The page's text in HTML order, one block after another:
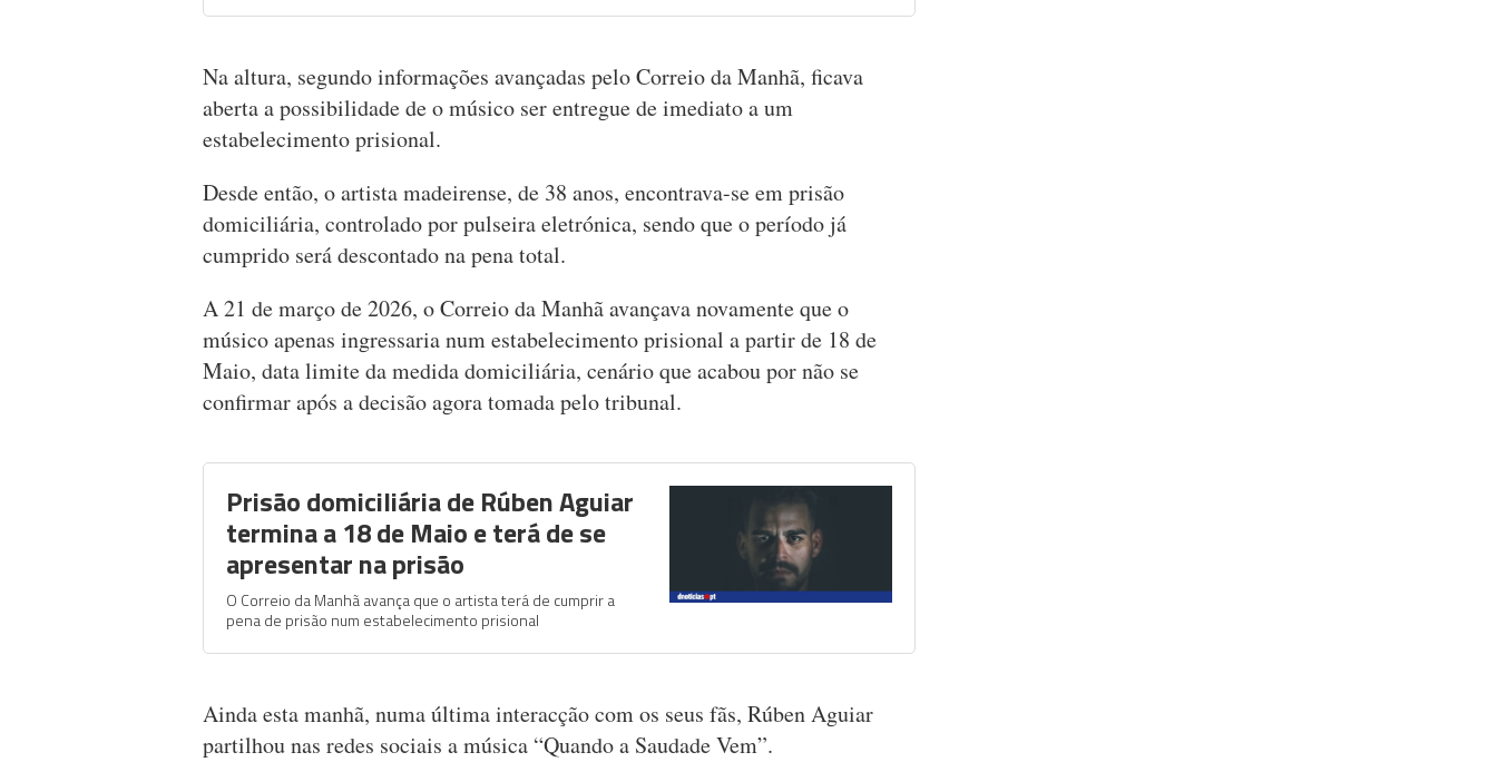
Na altura, segundo informações avançadas pelo Correio da Manhã, ficava
aberta a possibilidade de o músico ser entregue de imediato a um
estabelecimento prisional.
Desde então, o artista madeirense, de 38 anos, encontrava-se em prisão
domiciliária, controlado por pulseira eletrónica, sendo que o período já
cumprido será descontado na pena total.
A 21 de março de 2026, o Correio da Manhã avançava novamente que o
músico apenas ingressaria num estabelecimento prisional a partir de 18 de
Maio, data limite da medida domiciliária, cenário que acabou por não se
confirmar após a decisão agora tomada pelo tribunal.
Prisão domiciliária de Rúben Aguiar
termina a 18 de Maio e terá de se
apresentar na prisão
O Correio da Manhã avança que o artista terá de cumprir a
pena de prisão num estabelecimento prisional
Ainda esta manhã, numa última interacção com os seus fãs, Rúben Aguiar
partilhou nas redes sociais a música “Quando a Saudade Vem”.